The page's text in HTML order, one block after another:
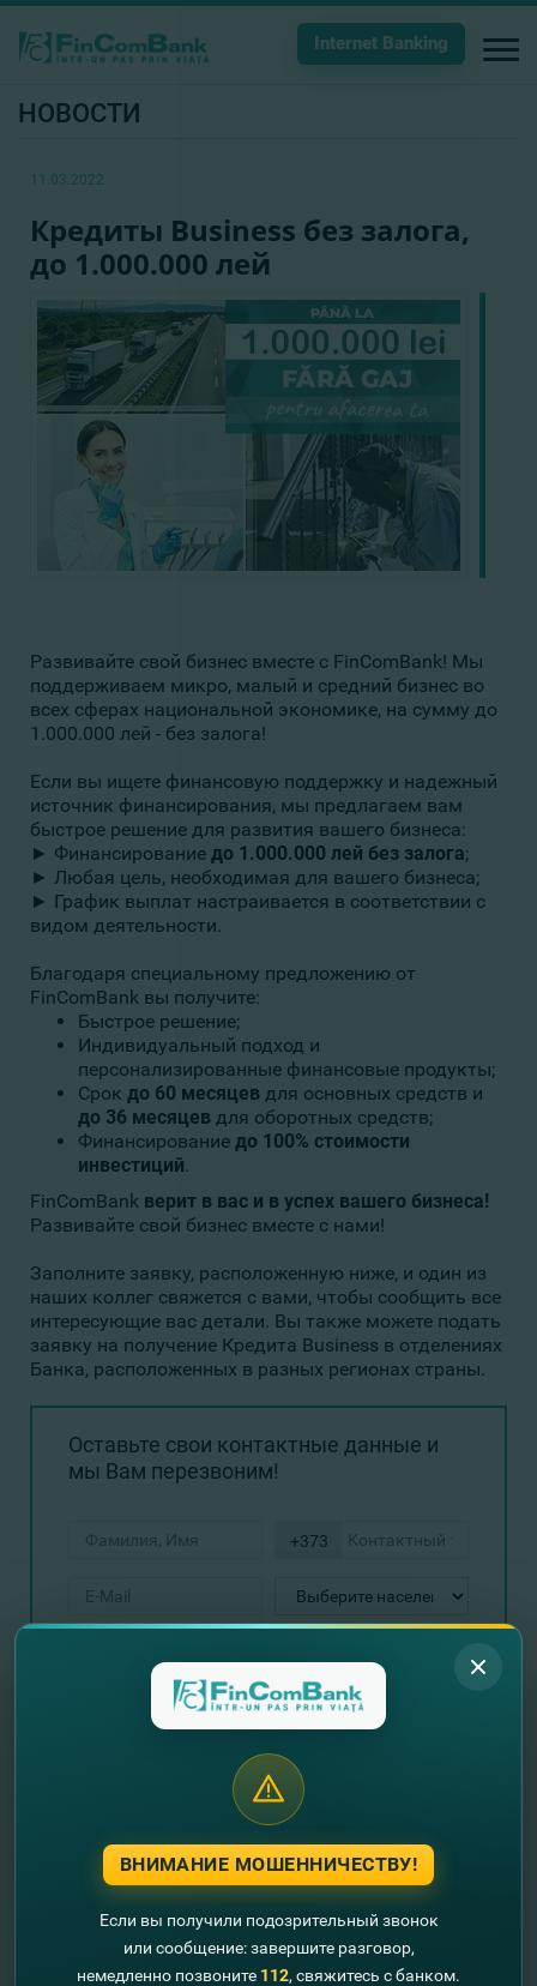
Internet Banking
НОВОСТИ
11.03.2022
Кредиты Business без залога,
до 1.000.000 лей
Развивайте свой бизнес вместе с FinComBank! Мы
поддерживаем микро, малый и средний бизнес во
всех сферах национальной экономике, на сумму до
1.000.000 лей - без залога!
Если вы ищете финансовую поддержку и надежный
источник финансирования, мы предлагаем вам
быстрое решение для развития вашего бизнеса:
► Финансирование до 1.000.000 лей без залога;
► Любая цель, необходимая для вашего бизнеса;
► График выплат настраивается в соответствии с
видом деятельности.
Благодаря специальному предложению от
FinComBank вы получите:
Быстрое решение;
Индивидуальный подход и
персонализированные финансовые продукты;
Срок до 60 месяцев для основных средств и
до 36 месяцев для оборотных средств;
Финансирование до 100% стоимости
инвестиций.
FinComBank верит в вас и в успех вашего бизнеса!
Развивайте свой бизнес вместе с нами!
Заполните заявку, расположенную ниже, и один из
наших коллег свяжется с вами, чтобы сообщить все
интересующие вас детали. Вы также можете подать
заявку на получение Кредита Business в отделениях
Банка, расположенных в разных регионах страны.
Оставьте свои контактные данные и
мы Вам перезвоним!
+373
Другие новости
ВНИМАНИЕ МОШЕННИЧЕСТВУ!
Если вы получили подозрительный звонок
или сообщение: завершите разговор,
немедленно позвоните 112, свяжитесь с банком.